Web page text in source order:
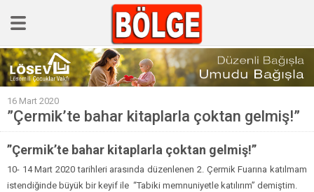
GÜNCEL
POLİTİKA
Polis & Adliye
SPOR
EKONOMİ
16 Mart 2020
”Çermik’te bahar kitaplarla çoktan gelmiş!”
”Çermik’te bahar kitaplarla çoktan gelmiş!”
10- 14 Mart 2020 tarihleri arasında düzenlenen 2. Çermik Fuarına katılmam
istendiğinde büyük bir keyif ile “Tabiki memnuniyetle katılırım” demiştim.